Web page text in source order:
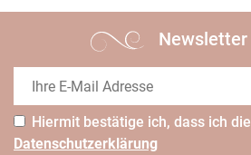
Newsletter
Hiermit bestätige ich, dass ich die
Daten­schutz­erklärung